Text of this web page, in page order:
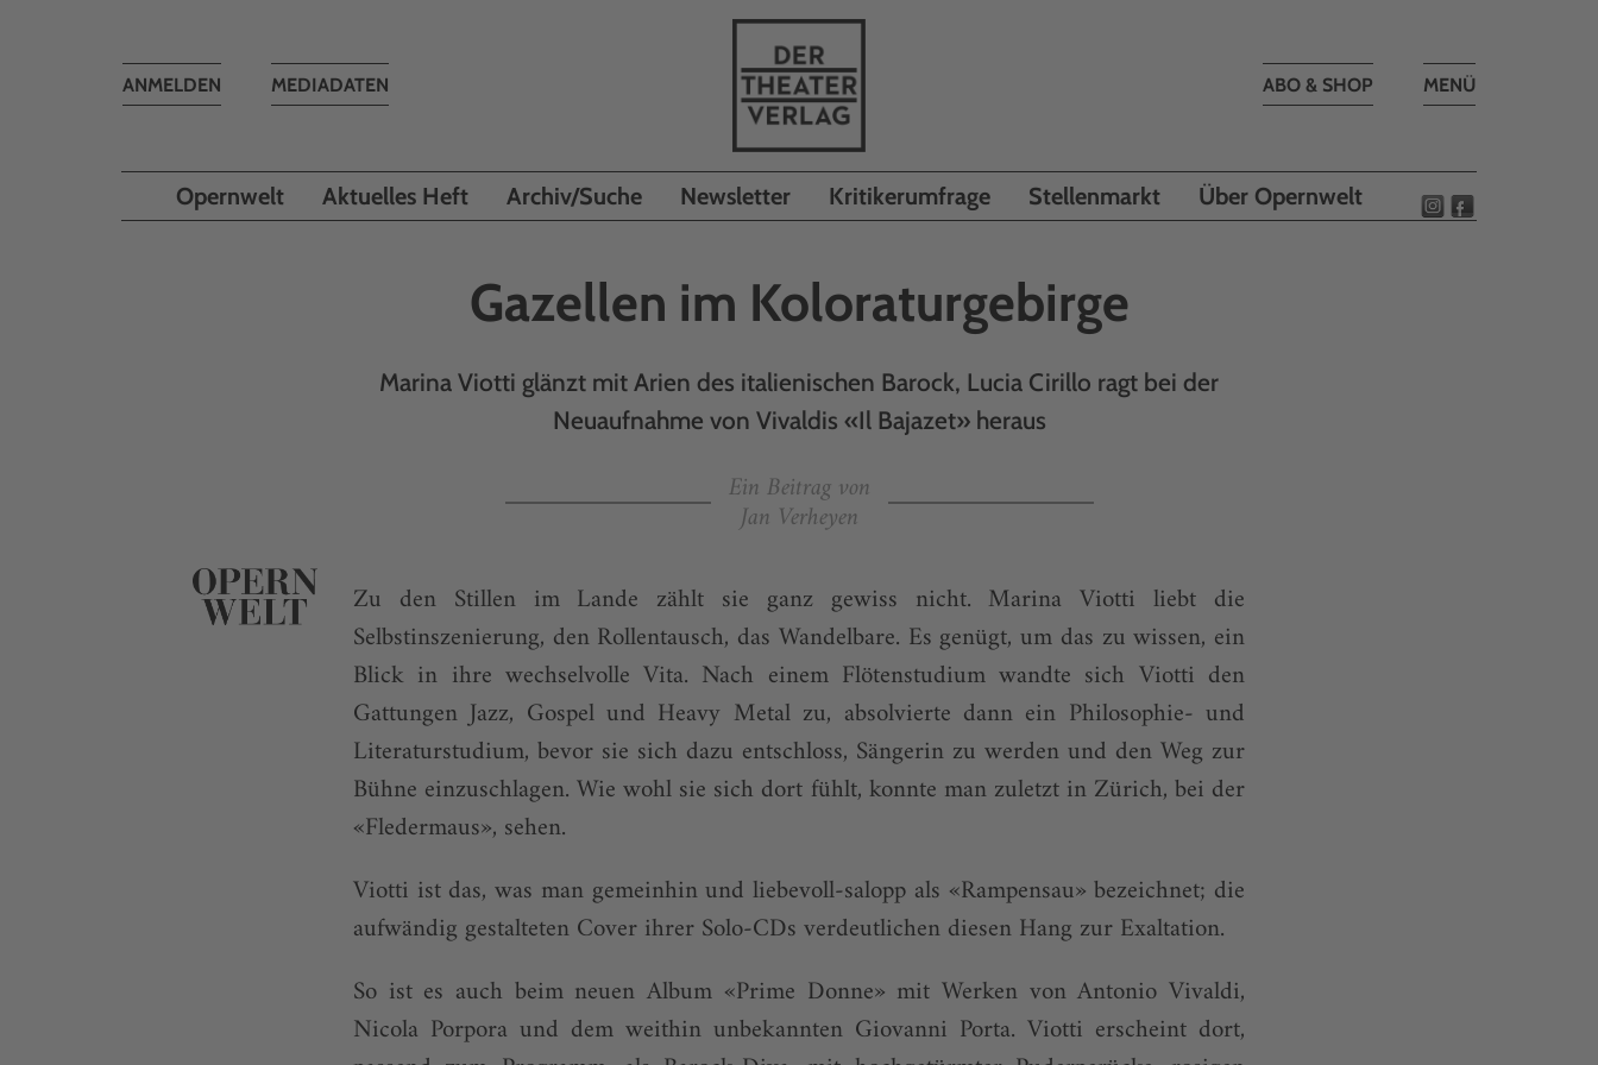
Toggle
MENÜ
ABO & SHOP
MEDIADATEN
Toggle
ANMELDEN
Opernwelt Aktuelles Heft Archiv/Suche Newsletter Kritikerumfrage Stellenmarkt Über Opernwelt
Gazellen im Koloraturgebirge
Marina Viotti glänzt mit Arien des italienischen Barock, Lucia Cirillo ragt bei der
Neuaufnahme von Vivaldis «Il Bajazet» heraus
Ein Beitrag von
Jan Verheyen
Zu den Stillen im Lande zählt sie ganz gewiss nicht. Marina Viotti liebt die
Selbstinszenierung, den Rollentausch, das Wandelbare. Es genügt, um das zu wissen, ein
Blick in ihre wechselvolle Vita. Nach einem Flötenstudium wandte sich Viotti den
Gattungen Jazz, Gospel und Heavy Metal zu, absolvierte dann ein Philosophie- und
Literaturstudium, bevor sie sich dazu entschloss, Sängerin zu werden und den Weg zur
Bühne einzuschlagen. Wie wohl sie sich dort fühlt, konnte man zuletzt in Zürich, bei der
«Fledermaus», sehen.
Viotti ist das, was man gemeinhin und liebevoll-salopp als «Rampensau» bezeichnet; die
aufwändig gestalteten Cover ihrer Solo-CDs verdeutlichen diesen Hang zur Exaltation.
So ist es auch beim neuen Album «Prime Donne» mit Werken von Antonio Vivaldi,
Nicola Porpora und dem weithin unbekannten Giovanni Porta. Viotti erscheint dort,